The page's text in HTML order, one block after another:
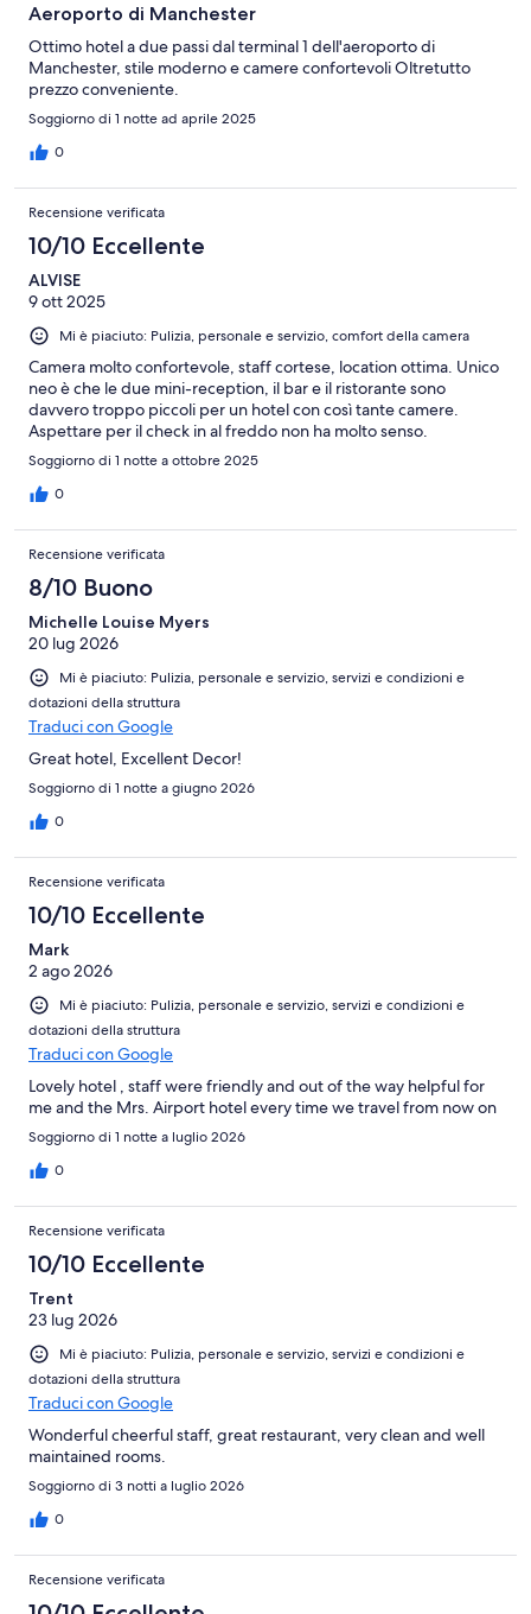
Aeroporto di Manchester
Ottimo hotel a due passi dal terminal 1 dell'aeroporto di
Manchester, stile moderno e camere confortevoli Oltretutto
prezzo conveniente.
Soggiorno di 1 notte ad aprile 2025
0
Recensione verificata
10/10 Eccellente
ALVISE
9 ott 2025
Mi è piaciuto: Pulizia, personale e servizio, comfort della camera
Camera molto confortevole, staff cortese, location ottima. Unico
neo è che le due mini-reception, il bar e il ristorante sono
davvero troppo piccoli per un hotel con così tante camere.
Aspettare per il check in al freddo non ha molto senso.
Soggiorno di 1 notte a ottobre 2025
0
Recensione verificata
8/10 Buono
Michelle Louise Myers
20 lug 2026
Mi è piaciuto: Pulizia, personale e servizio, servizi e condizioni e
dotazioni della struttura
Traduci con Google
Great hotel, Excellent Decor!
Soggiorno di 1 notte a giugno 2026
0
Recensione verificata
10/10 Eccellente
Mark
2 ago 2026
Mi è piaciuto: Pulizia, personale e servizio, servizi e condizioni e
dotazioni della struttura
Traduci con Google
Lovely hotel , staff were friendly and out of the way helpful for
me and the Mrs. Airport hotel every time we travel from now on
Soggiorno di 1 notte a luglio 2026
0
Recensione verificata
10/10 Eccellente
Trent
23 lug 2026
Mi è piaciuto: Pulizia, personale e servizio, servizi e condizioni e
dotazioni della struttura
Traduci con Google
Wonderful cheerful staff, great restaurant, very clean and well
maintained rooms.
Soggiorno di 3 notti a luglio 2026
0
Recensione verificata